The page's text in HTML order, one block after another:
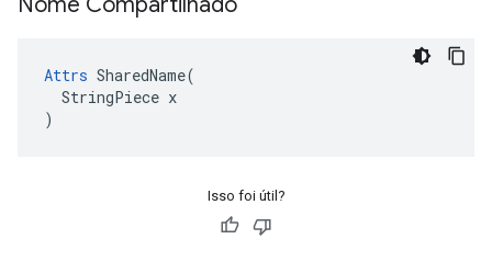
Attrs SharedName(
  StringPiece x
)
Isso foi útil?